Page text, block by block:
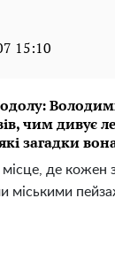
15:10
чим дивує
загадки
де кожен
міськими